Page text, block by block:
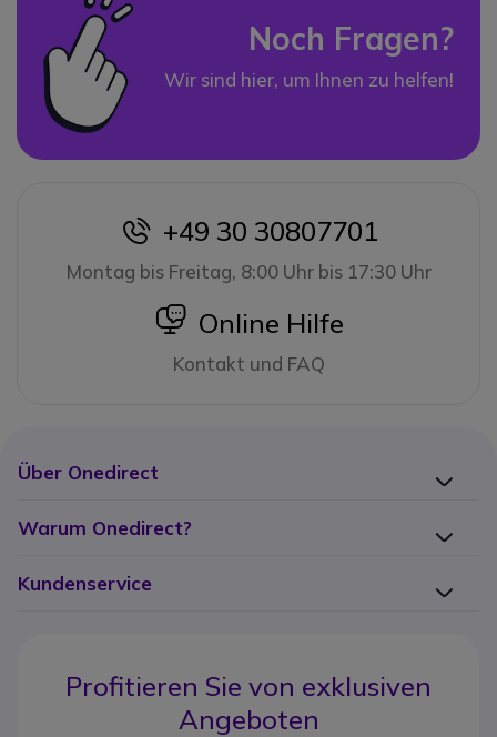
Noch Fragen?
Wir sind hier, um Ihnen zu helfen!
icon
+49 30 30807701
Montag bis Freitag, 8:00 Uhr bis 17:30 Uhr
icon
Online Hilfe
Kontakt und FAQ
Über Onedirect
Warum Onedirect?
Kundenservice
Profitieren Sie von exklusiven
Angeboten